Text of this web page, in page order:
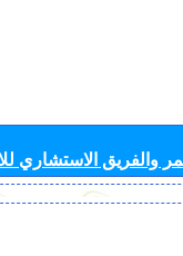
والفريق الاستشاري